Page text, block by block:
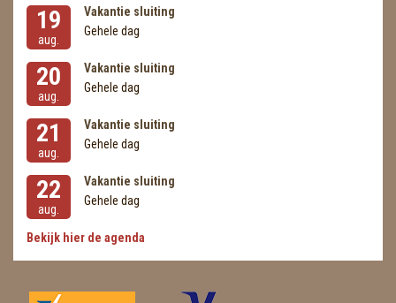
SPECIALE STUKKEN
TELEFOON KOORDEN
THEELICHTEN
VLINDERS
WIEROOK, OLIE & TOEBEHOREN
ZAKJES WATER ELIXERS
19
aug.
Vakantie sluiting
Gehele dag
20
aug.
Vakantie sluiting
Gehele dag
21
aug.
Vakantie sluiting
Gehele dag
22
aug.
Vakantie sluiting
Gehele dag
Bekijk hier de agenda